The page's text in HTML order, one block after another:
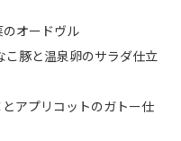
オードヴル
豚と温泉卵のサラダ仕立
アプリコットのガトー仕